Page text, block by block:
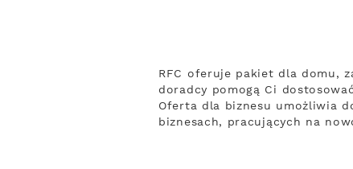
RFC oferuje pakiet dla domu,
doradcy pomogą Ci
Oferta dla biznesu umożliwia
biznesach, pracujących na